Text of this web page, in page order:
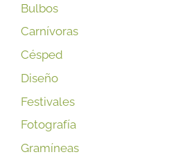
Bulbos
Carnívoras
Césped
Diseño
Festivales
Fotografía
Gramíneas